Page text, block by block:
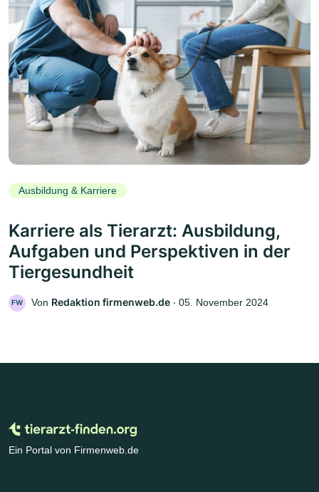
Ausbildung & Karriere
Karriere als Tierarzt: Ausbildung,
Aufgaben und Perspektiven in der
Tiergesundheit
FW Von Redaktion firmenweb.de ‧ 05. November 2024
Ein Portal von Firmenweb.de